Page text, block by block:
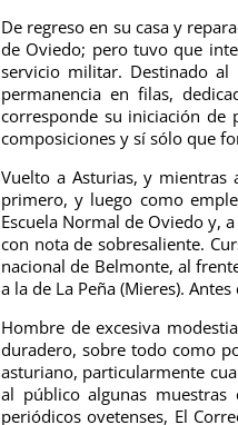
De regreso en su casa y
de Oviedo; pero tuvo que
servicio militar. Destinado
permanencia en filas,
corresponde su iniciación de
composiciones y sí sólo que
Vuelto a Asturias, y mientras
primero, y luego como
Escuela Normal de Oviedo y,
con nota de sobresaliente.
nacional de Belmonte, al
a la de La Peña (Mieres).
Hombre de excesiva
duradero, sobre todo como
asturiano, particularmente
al público algunas
periódicos ovetenses, El